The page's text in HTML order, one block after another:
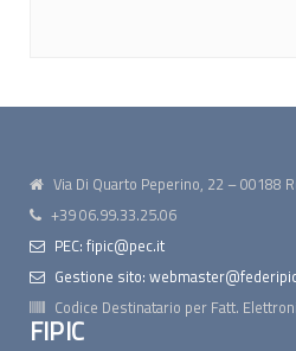
Via Di Quarto Peperino, 22 – 00188
+39 06.99.33.25.06
PEC: fipic@pec.it
Gestione sito:
Codice Destinatario per Fatt.
FIPIC